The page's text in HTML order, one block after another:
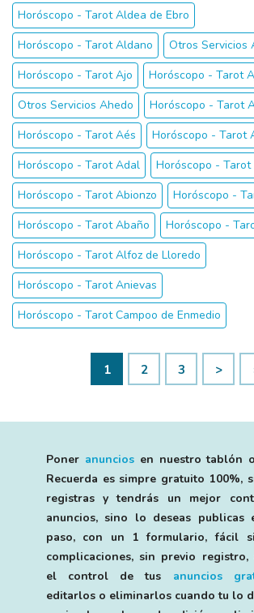
Horóscopo - Tarot Aldea de Ebro
Horóscopo - Tarot Aldano
Otros Servicios
Horóscopo - Tarot Ajo
Horóscopo - Tarot
Otros Servicios Ahedo
Horóscopo - Tarot
Horóscopo - Tarot Aés
Horóscopo - Tarot
Horóscopo - Tarot Adal
Horóscopo - Tarot
Horóscopo - Tarot Abionzo
Horóscopo -
Horóscopo - Tarot Abaño
Horóscopo -
Horóscopo - Tarot Alfoz de Lloredo
Horóscopo - Tarot Anievas
Horóscopo - Tarot Campoo de Enmedio
1 2 3 >
Poner anunciosen nuestro tablón
Recuerda es simpre gratuito 100%,
registras y tendrás un mejor
anuncios, sino lo deseas publicas
paso, con un 1 formulario, fácil
complicaciones, sin previo registro,
el control de tus anuncios
editarlos o eliminarlos cuando tu lo